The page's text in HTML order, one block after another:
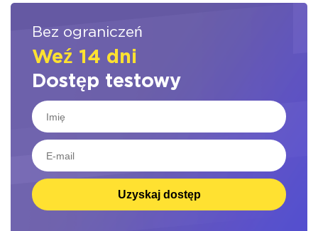
Bez ograniczeń
Weź 14 dni
Dostęp testowy
Uzyskaj dostęp